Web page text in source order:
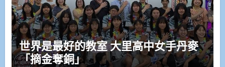
世界是最好的教室 大里高中女手丹麥
「摘金奪銅」